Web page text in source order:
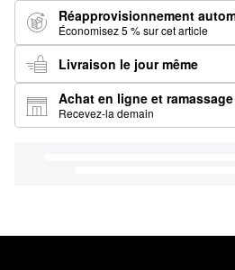
Réapprovisionnement
Économisez 5 % sur cet article
Livraison le jour même
Achat en ligne et ramassage
Recevez-la demain